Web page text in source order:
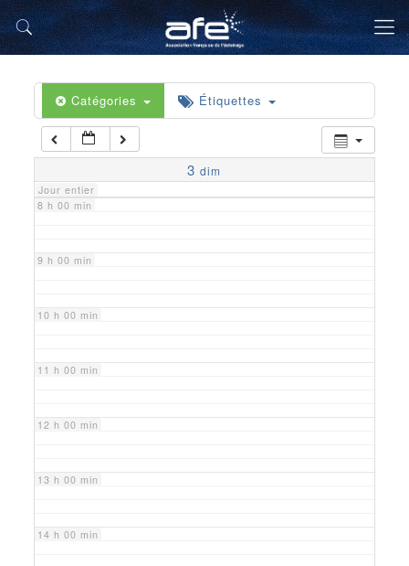
Catégories Étiquettes
3 dim
Jour entier
5 h 00 min
6 h 00 min
7 h 00 min
8 h 00 min
9 h 00 min
10 h 00 min
11 h 00 min
12 h 00 min
13 h 00 min
14 h 00 min